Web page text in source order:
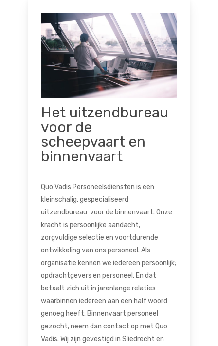
Het uitzendbureau
voor de
scheepvaart en
binnenvaart
Quo Vadis Personeelsdiensten is een
kleinschalig, gespecialiseerd
uitzendbureau voor de binnenvaart. Onze
kracht is persoonlijke aandacht,
zorgvuldige selectie en voortdurende
ontwikkeling van ons personeel. Als
organisatie kennen we iedereen persoonlijk;
opdrachtgevers en personeel. En dat
betaalt zich uit in jarenlange relaties
waarbinnen iedereen aan een half woord
genoeg heeft. Binnenvaart personeel
gezocht, neem dan contact op met Quo
Vadis. Wij zijn gevestigd in Sliedrecht en